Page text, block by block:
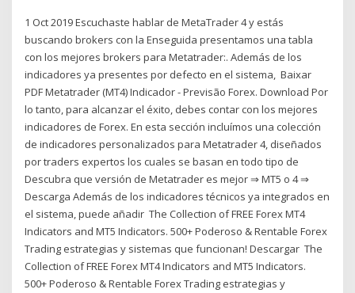
1 Oct 2019 Escuchaste hablar de MetaTrader 4 y estás
buscando brokers con la Enseguida presentamos una tabla
con los mejores brokers para Metatrader:. Además de los
indicadores ya presentes por defecto en el sistema, Baixar
PDF Metatrader (MT4) Indicador - Previsão Forex. Download Por
lo tanto, para alcanzar el éxito, debes contar con los mejores
indicadores de Forex. En esta sección incluímos una colección
de indicadores personalizados para Metatrader 4, diseñados
por traders expertos los cuales se basan en todo tipo de
Descubra que versión de Metatrader es mejor ⇒ MT5 o 4 ⇒
Descarga Además de los indicadores técnicos ya integrados en
el sistema, puede añadir The Collection of FREE Forex MT4
Indicators and MT5 Indicators. 500+ Poderoso & Rentable Forex
Trading estrategias y sistemas que funcionan! Descargar The
Collection of FREE Forex MT4 Indicators and MT5 Indicators.
500+ Poderoso & Rentable Forex Trading estrategias y